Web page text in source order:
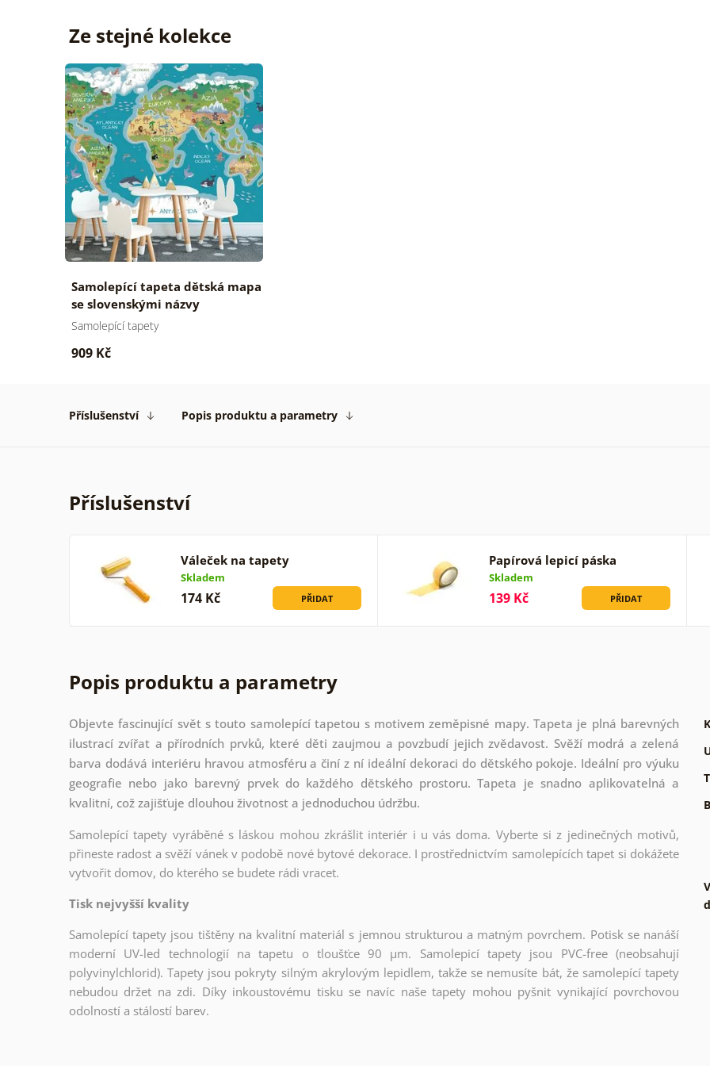
Ze stejné kolekce
Samolepící tapeta dětská mapa
se slovenskými názvy
Samolepící tapety
909 Kč
Příslušenství Popis produktu a parametry
Příslušenství
Váleček na tapety
Skladem
174 Kč PŘIDAT
Papírová lepicí páska
Skladem
139 Kč PŘIDAT
Popis produktu a parametry
Objevte fascinující svět s touto samolepící tapetou s motivem zeměpisné mapy. Tapeta je plná barevných
ilustrací zvířat a přírodních prvků, které děti zaujmou a povzbudí jejich zvědavost. Svěží modrá a zelená
barva dodává interiéru hravou atmosféru a činí z ní ideální dekoraci do dětského pokoje. Ideální pro výuku
geografie nebo jako barevný prvek do každého dětského prostoru. Tapeta je snadno aplikovatelná a
kvalitní, což zajišťuje dlouhou životnost a jednoduchou údržbu.
Samolepící tapety vyráběné s láskou mohou zkrášlit interiér i u vás doma. Vyberte si z jedinečných motivů,
přineste radost a svěží vánek v podobě nové bytové dekorace. I prostřednictvím samolepících tapet si dokážete
vytvořit domov, do kterého se budete rádi vracet.
Tisk nejvyšší kvality
Samolepící tapety jsou tištěny na kvalitní materiál s jemnou strukturou a matným povrchem. Potisk se nanáší
moderní UV-led technologií na tapetu o tloušťce 90 µm. Samolepicí tapety jsou PVC-free (neobsahují
polyvinylchlorid). Tapety jsou pokryty silným akrylovým lepidlem, takže se nemusíte bát, že samolepící tapety
nebudou držet na zdi. Díky inkoustovému tisku se navíc naše tapety mohou pyšnit vynikající povrchovou
odolností a stálostí barev.